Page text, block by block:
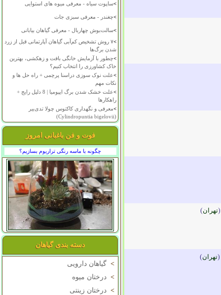
>ساپوت سیاه - معرفی میوه های استوایی
>چغندر - معرفی سبزی جات
>سالت‌بوش چهاربال - معرفی گیاهان بیابانی
>
۷ روش تشخیص کم‌آبی گیاهان آپارتمانی قبل از زرد
شدن برگ‌ها
>چطور با آزمایش خانگی بافت و زهکشی، بهترین
خاک کشاورزی را انتخاب کنیم؟
>علت نوک سوزی دراسنا پرچمی + راه حل ها و
نکات مهم
>
علت خشک شدن برگ ایپومیا | 8 دلیل رایج +
راهکارها
>معرفی و نگهداری کاکتوس چولا تدی‌بیر
(Cylindropuntia bigelovii)
فوت و فن باغبانی امروز
چگونه با ماسه رنگی تراریوم بسازیم؟
دسته بندی گیاهان
> گیاهان دارویی
> درختان میوه
> درختان زینتی
تهران)
تهران)